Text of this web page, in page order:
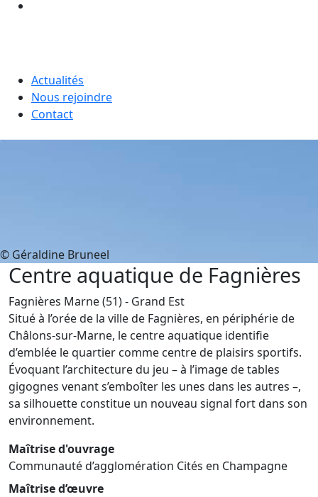
Actualités
Nous rejoindre
Contact
© Géraldine Bruneel
Centre aquatique de Fagnières
Fagnières Marne (51)- Grand Est
Situé à l’orée de la ville de Fagnières, en périphérie de
Châlons-sur-Marne, le centre aquatique identifie
d’emblée le quartier comme centre de plaisirs sportifs.
Évoquant l’architecture du jeu – à l’image de tables
gigognes venant s’emboîter les unes dans les autres –,
sa silhouette constitue un nouveau signal fort dans son
environnement.
Maîtrise d'ouvrage
Communauté d’agglomération Cités en Champagne
Maîtrise d’œuvre